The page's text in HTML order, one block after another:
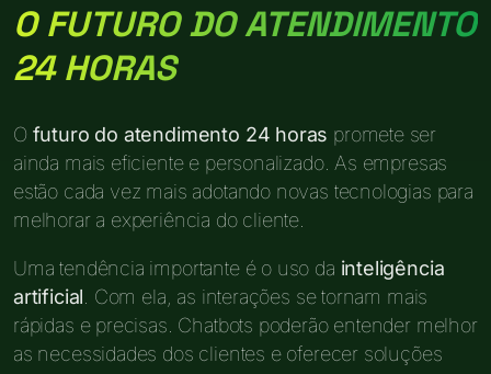
O FUTURO DO ATENDIMENTO
24 HORAS
O futuro do atendimento 24 horas promete ser
ainda mais eficiente e personalizado. As empresas
estão cada vez mais adotando novas tecnologias para
melhorar a experiência do cliente.
Uma tendência importante é o uso da inteligência
artificial . Com ela, as interações se tornam mais
rápidas e precisas. Chatbots poderão entender melhor
as necessidades dos clientes e oferecer soluções